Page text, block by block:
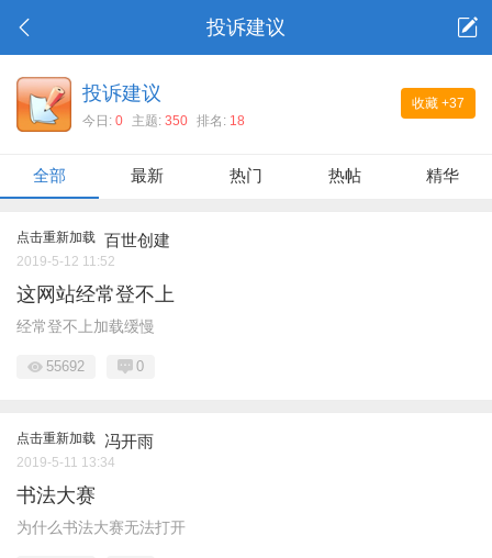
投诉建议
收藏 +37
投诉建议
今日: 0 主题: 350 排名: 18
全部 最新 热门 热帖 精华
点击重新加载 百世创建
2019-5-12 11:52
这网站经常登不上
经常登不上加载缓慢
55692 0
点击重新加载 冯开雨
2019-5-11 13:34
书法大赛
为什么书法大赛无法打开